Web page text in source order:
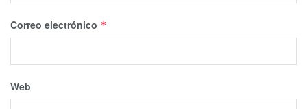
Correo electrónico *
Web